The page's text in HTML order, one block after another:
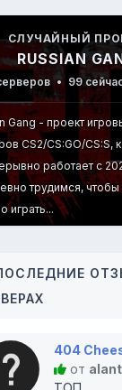
СЛУЧАЙНЫЙ
RUSSIAN
• 99
Gang - проект
CS2/CS:GO/CS:S,
работает с
трудимся,
играть...
от